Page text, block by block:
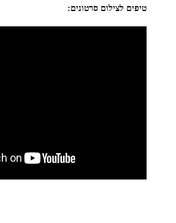
טיפים לצילום סרטונים: